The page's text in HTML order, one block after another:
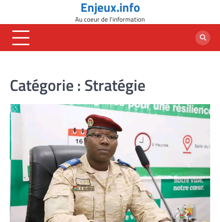
content
Enjeux.info
Au coeur de l'information
Catégorie : Stratégie